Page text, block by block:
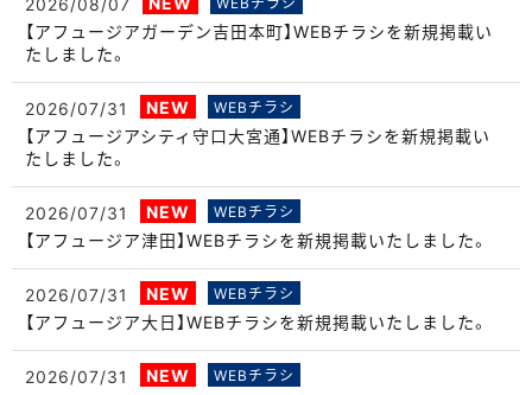
【アフュージアガーデン吉田本町】WEBチラシを新規掲載い
たしました。
2026/07/31 NEW WEBチラシ
【アフュージアシティ守口大宮通】WEBチラシを新規掲載い
たしました。
2026/07/31 NEW WEBチラシ
【アフュージア津田】WEBチラシを新規掲載いたしました。
2026/07/31 NEW WEBチラシ
【アフュージア大日】WEBチラシを新規掲載いたしました。
2026/07/31 NEW WEBチラシ